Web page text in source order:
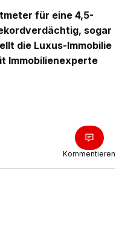
für eine 4,5-
sogar
die Luxus-Immobilie
Immobilienexperte
Kommentieren